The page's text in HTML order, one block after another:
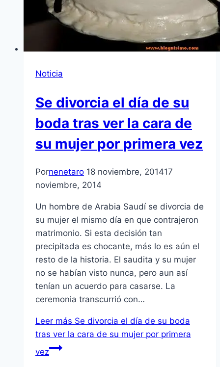
Noticia
Se divorcia el día de su
boda tras ver la cara de
su mujer por primera vez
Pornenetaro 18 noviembre, 201417
noviembre, 2014
Un hombre de Arabia Saudí se divorcia de
su mujer el mismo día en que contrajeron
matrimonio. Si esta decisión tan
precipitada es chocante, más lo es aún el
resto de la historia. El saudita y su mujer
no se habían visto nunca, pero aun así
tenían un acuerdo para casarse. La
ceremonia transcurrió con…
Leer más Se divorcia el día de su boda
tras ver la cara de su mujer por primera
vez